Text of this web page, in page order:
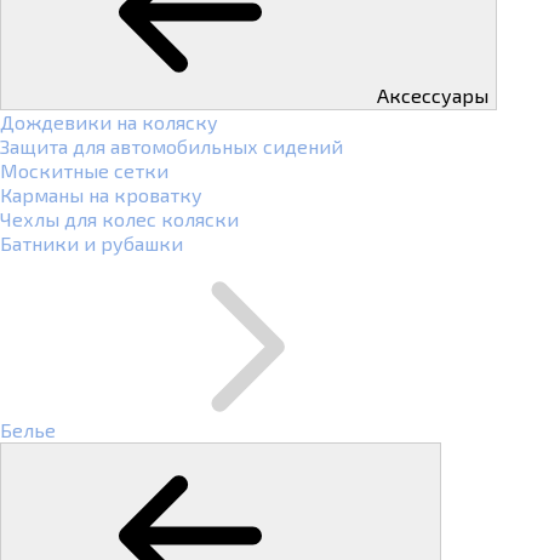
Аксессуары
Дождевики на коляску
Защита для автомобильных сидений
Москитные сетки
Карманы на кроватку
Чехлы для колес коляски
Батники и рубашки
Белье